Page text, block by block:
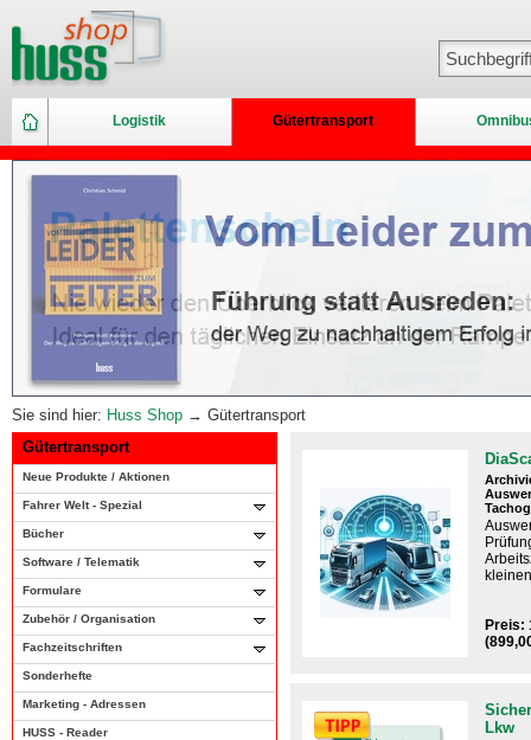
Logistik Gütertransport
Sie sind hier: Huss Shop → Gütertransport
Gütertransport
Neue Produkte / Aktionen
Fahrer Welt - Spezial
Bücher
Software / Telematik
Formulare
Zubehör / Organisation
Fachzeitschriften
Sonderhefte
Marketing - Adressen
HUSS - Reader
Preis:
Lkw